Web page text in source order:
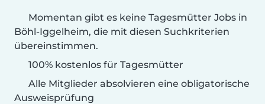
Momentan gibt es keine Tagesmütter Jobs in
Böhl-Iggelheim, die mit diesen Suchkriterien
übereinstimmen.
100% kostenlos für Tagesmütter
Alle Mitglieder absolvieren eine obligatorische
Ausweisprüfung